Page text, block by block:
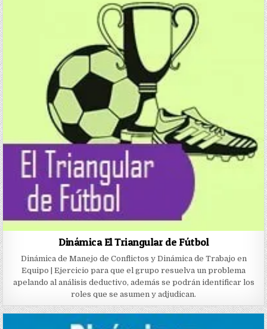
Dinámica El Triangular de Fútbol
Dinámica de Manejo de Conflictos y Dinámica de Trabajo en
Equipo | Ejercicio para que el grupo resuelva un problema
apelando al análisis deductivo, además se podrán identificar los
roles que se asumen y adjudican.